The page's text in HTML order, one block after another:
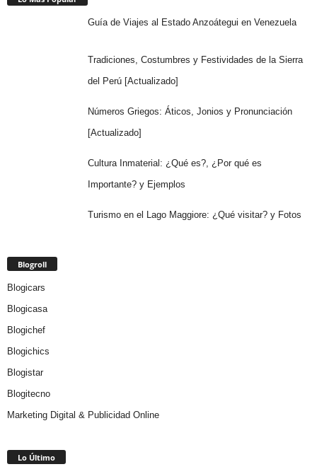
Guía de Viajes al Estado Anzoátegui en Venezuela
Tradiciones, Costumbres y Festividades de la Sierra
del Perú [Actualizado]
Números Griegos: Áticos, Jonios y Pronunciación
[Actualizado]
Cultura Inmaterial: ¿Qué es?, ¿Por qué es
Importante? y Ejemplos
Turismo en el Lago Maggiore: ¿Qué visitar? y Fotos
Blogroll
Blogicars
Blogicasa
Blogichef
Blogichics
Blogistar
Blogitecno
Marketing Digital & Publicidad Online
Lo Último